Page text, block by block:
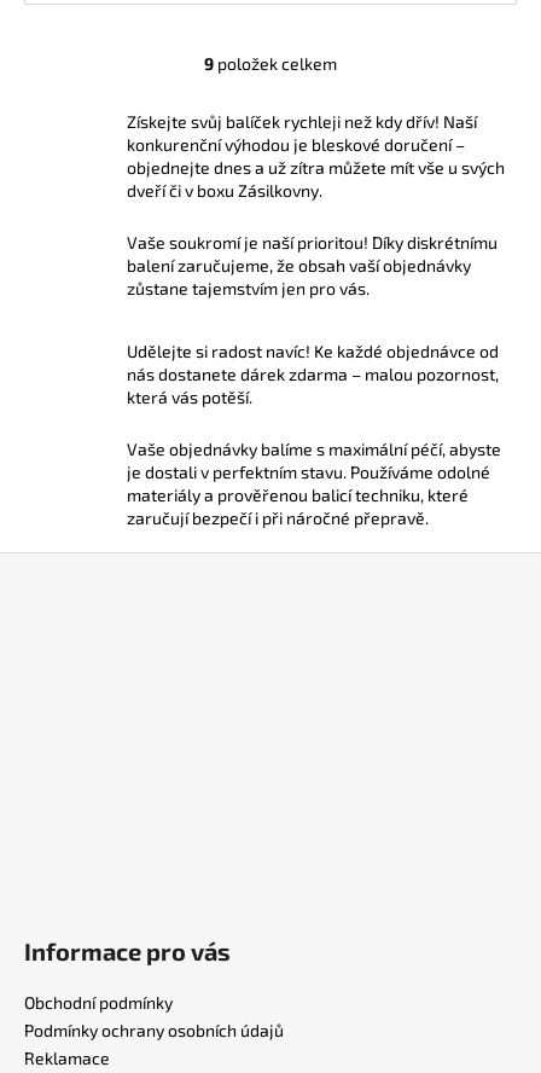
O
l
á
d
c
p
k
ý
p
i
s
u
9 položek celkem
Získejte svůj balíček rychleji než kdy dřív! Naší
konkurenční výhodou je bleskové doručení –
objednejte dnes a už zítra můžete mít vše u svých
dveří či v boxu Zásilkovny.
Vaše soukromí je naší prioritou! Díky diskrétnímu
balení zaručujeme, že obsah vaší objednávky
zůstane tajemstvím jen pro vás.
Udělejte si radost navíc! Ke každé objednávce od
nás dostanete dárek zdarma – malou pozornost,
která vás potěší.
Vaše objednávky balíme s maximální péčí, abyste
je dostali v perfektním stavu. Používáme odolné
materiály a prověřenou balicí techniku, které
zaručují bezpečí i při náročné přepravě.
Informace pro vás
Obchodní podmínky
Podmínky ochrany osobních údajů
Reklamace